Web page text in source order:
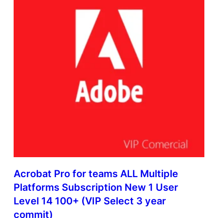
Acrobat Pro for teams ALL Multiple
Platforms Subscription New 1 User
Level 14 100+ (VIP Select 3 year
commit)